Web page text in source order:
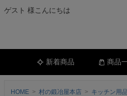
ゲスト 様こんにちは
新着商品 商品
HOME 村の鍛冶屋本店 キッチン用品